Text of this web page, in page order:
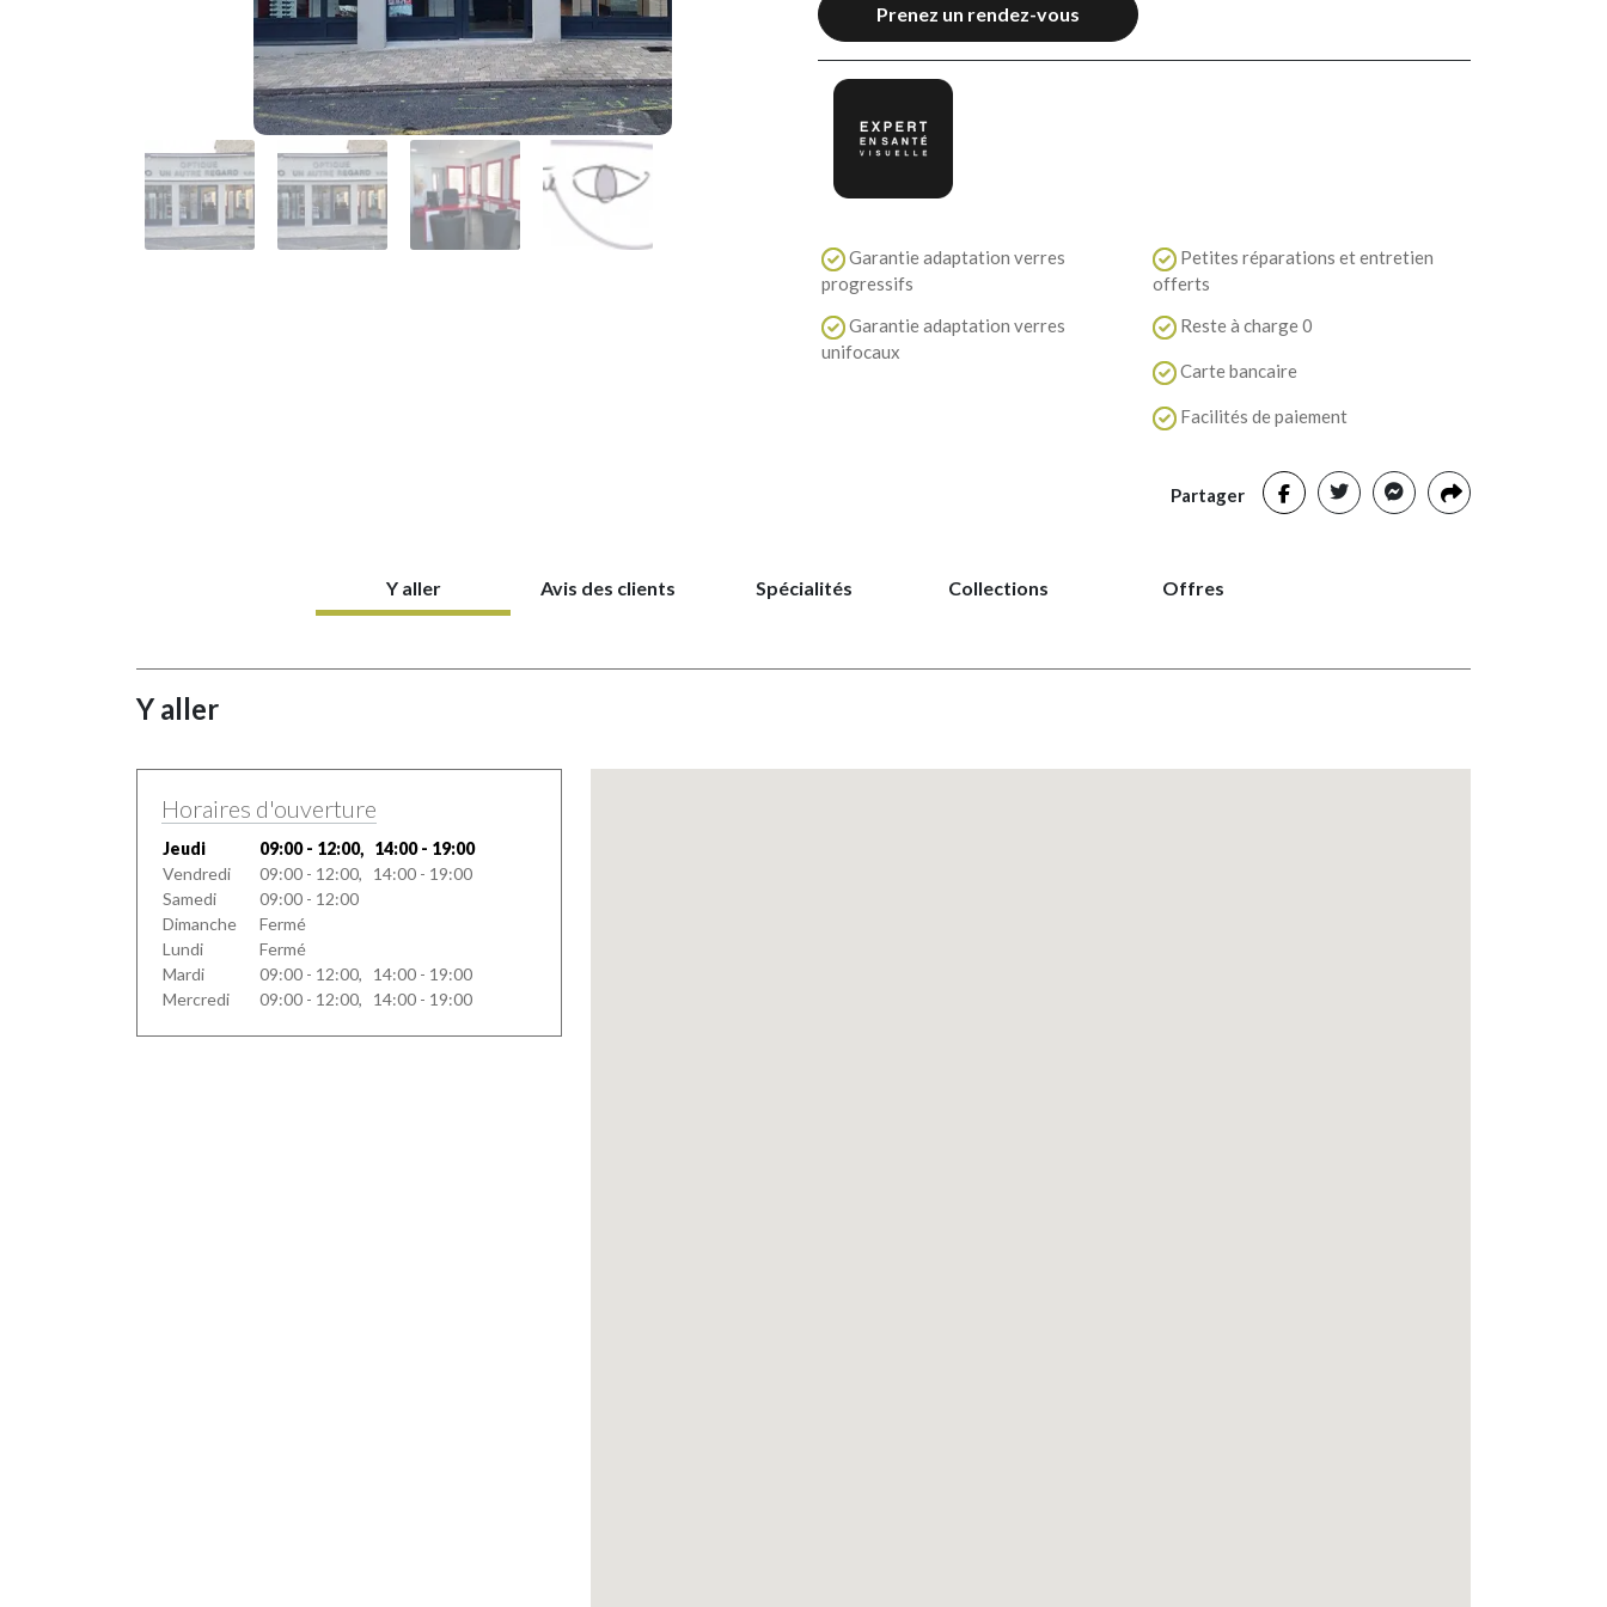
Prenez un rendez-vous
Garantie adaptation verres
progressifs
Garantie adaptation verres
unifocaux
Petites réparations et entretien
offerts
Reste à charge 0
Carte bancaire
Facilités de paiement
Partager
Y aller Avis des clients Spécialités Collections Offres
Y aller
Horaires d'ouverture
Jeudi
09:00 - 12:00, 14:00 - 19:00
Vendredi
09:00 - 12:00, 14:00 - 19:00
Samedi
09:00 - 12:00
Dimanche
Fermé
Lundi
Fermé
Mardi
09:00 - 12:00, 14:00 - 19:00
Mercredi
09:00 - 12:00, 14:00 - 19:00